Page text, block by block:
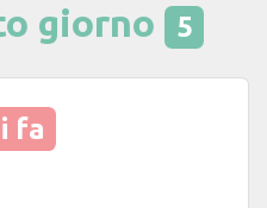
giorno 5
fa